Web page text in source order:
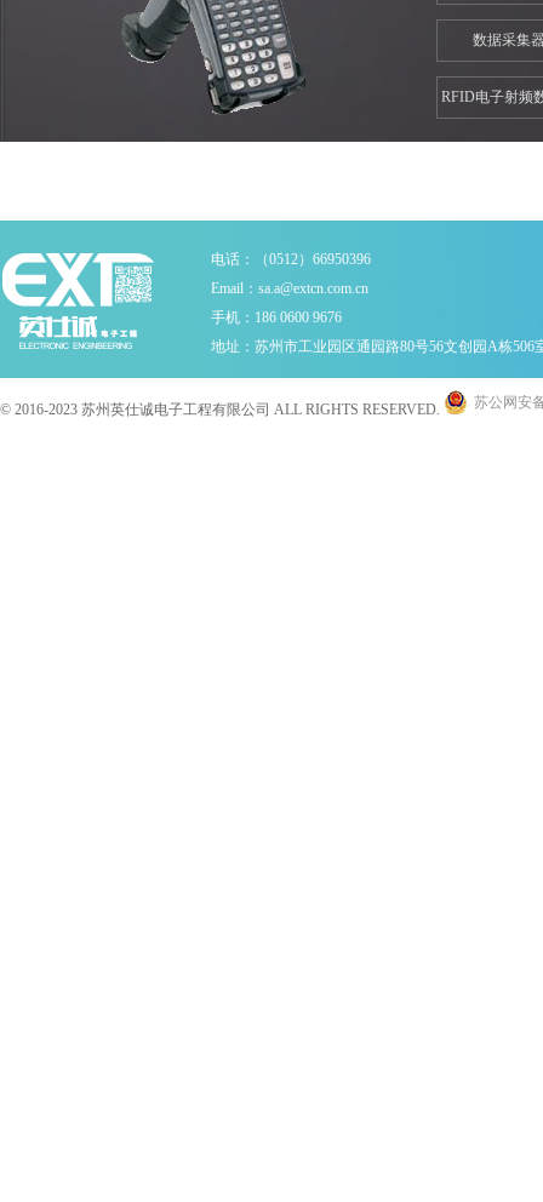
数据采集
RFID电子射频
电话：（0512）66950396
Email：sa.a@extcn.com.cn
手机：186 0600 9676
地址：苏州市工业园区通园路80号56文创园A栋506
© 2016-2023 苏州英仕诚电子工程有限公司 ALL RIGHTS RESERVED. 苏公网安